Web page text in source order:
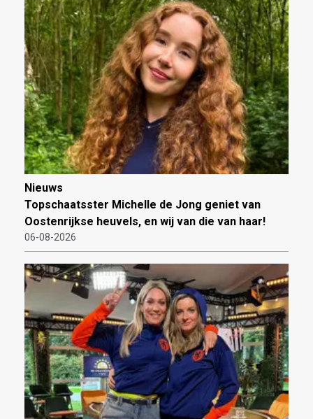
Nieuws
Topschaatsster Michelle de Jong geniet van
Oostenrijkse heuvels, en wij van die van haar!
06-08-2026